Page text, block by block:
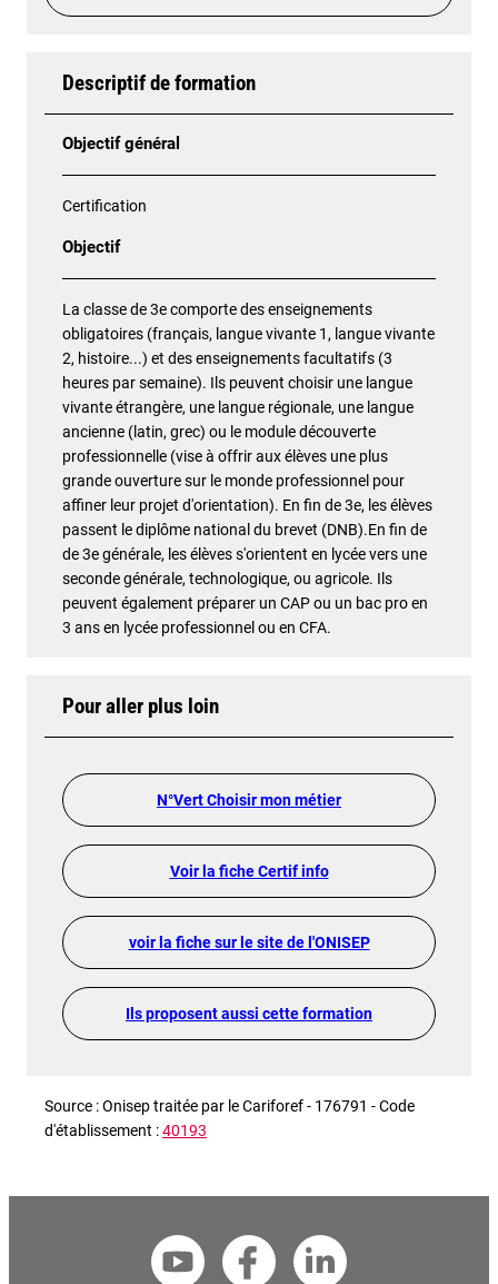
Descriptif de formation
Objectif général
Certification
Objectif
La classe de 3e comporte des enseignements
obligatoires (français, langue vivante 1, langue vivante
2, histoire...) et des enseignements facultatifs (3
heures par semaine). Ils peuvent choisir une langue
vivante étrangère, une langue régionale, une langue
ancienne (latin, grec) ou le module découverte
professionnelle (vise à offrir aux élèves une plus
grande ouverture sur le monde professionnel pour
affiner leur projet d'orientation). En fin de 3e, les élèves
passent le diplôme national du brevet (DNB).En fin de
de 3e générale, les élèves s'orientent en lycée vers une
seconde générale, technologique, ou agricole. Ils
peuvent également préparer un CAP ou un bac pro en
3 ans en lycée professionnel ou en CFA.
Pour aller plus loin
N°Vert Choisir mon métier
Voir la fiche Certif info
voir la fiche sur le site de l'ONISEP
Ils proposent aussi cette formation
Source : Onisep traitée par le Cariforef - 176791 - Code
d'établissement :40193